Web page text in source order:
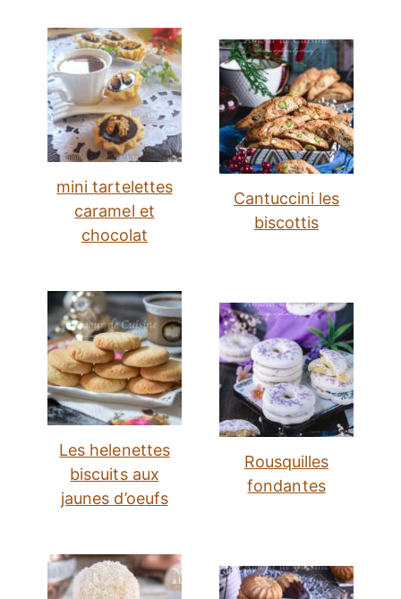
mini tartelettes
caramel et
chocolat
Cantuccini les
biscottis
Les helenettes
biscuits aux
jaunes d’oeufs
Rousquilles
fondantes